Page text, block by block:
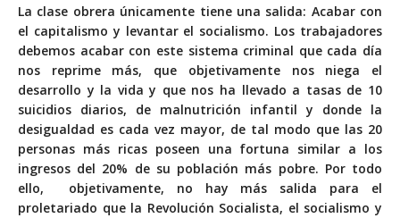
La clase obrera únicamente tiene una salida: Acabar con
el capitalismo y levantar el socialismo. Los trabajadores
debemos acabar con este sistema criminal que cada día
nos reprime más, que objetivamente nos niega el
desarrollo y la vida y que nos ha llevado a tasas de 10
suicidios diarios, de malnutrición infantil y donde la
desigualdad es cada vez mayor, de tal modo que las 20
personas más ricas poseen una fortuna similar a los
ingresos del 20% de su población más pobre. Por todo
ello, objetivamente, no hay más salida para el
proletariado que la Revolución Socialista, el socialismo y